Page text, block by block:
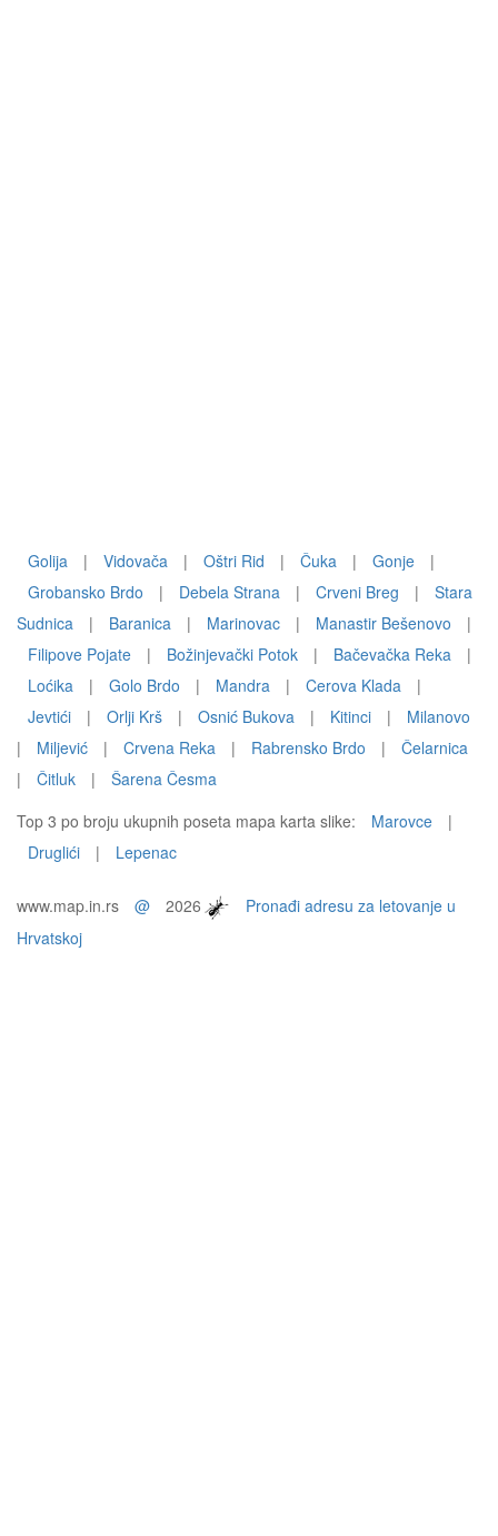
Golija | Vidovača | Oštri Rid | Čuka | Gonje
|
Grobansko Brdo
| Debela Strana | Crveni Breg |
Stara
Sudnica
| Baranica | Marinovac | Manastir Bešenovo
|
Filipove Pojate
| Božinjevački Potok | Bačevačka Reka
|
Loćika
| Golo Brdo | Mandra | Cerova Klada
|
Jevtići
| Orlji Krš | Osnić Bukova | Kitinci |
Milanovo
|
Miljević | Crvena Reka | Rabrensko Brdo |
Čelarnica
|
Čitluk |
Šarena Česma
Top 3 po broju ukupnih poseta mapa karta slike:
Marovce
|
Druglići
| Lepenac
www.map.in.rs @ 2026
Pronađi adresu za letovanje u
Hrvatskoj